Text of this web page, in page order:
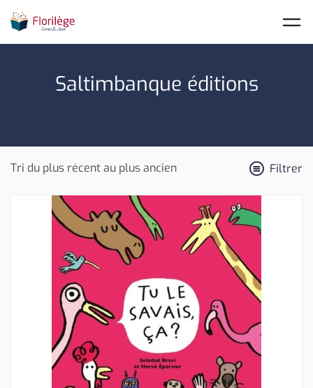
Saltimbanque éditions
Filtrer